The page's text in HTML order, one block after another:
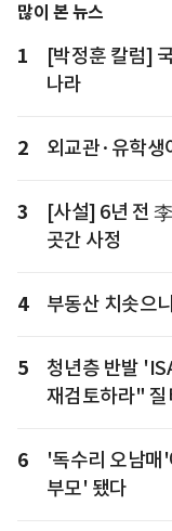
많이 본 뉴스
1
[박정훈 칼럼]
나라
2 외교관·유학생
3
[사설] 6년 전
곳간 사정
4 부동산 치솟으
5
청년층 반발
재검토하라" 질
6
'독수리 오남매
부모' 됐다